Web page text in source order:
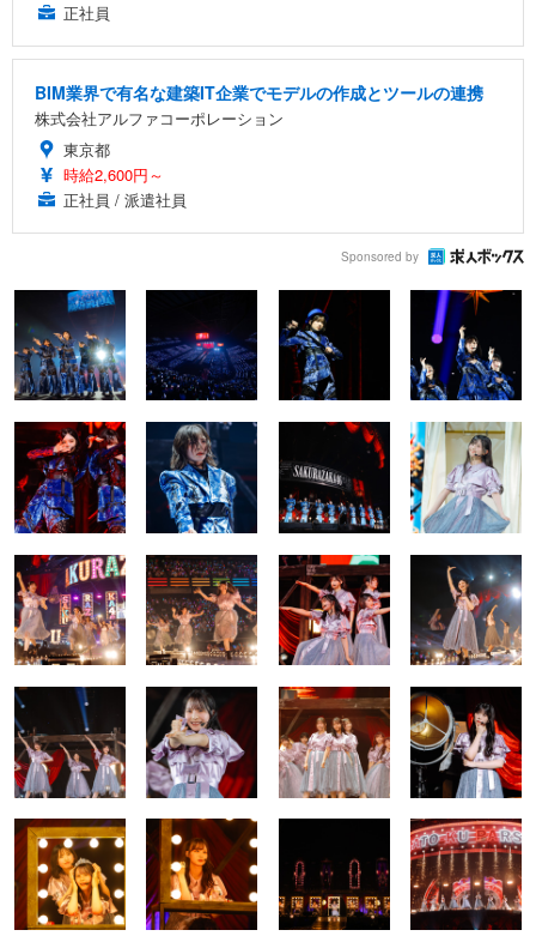
正社員
BIM業界で有名な建築IT企業でモデルの作成とツールの連携
株式会社アルファコーポレーション
東京都
時給2,600円～
正社員 / 派遣社員
Sponsored by